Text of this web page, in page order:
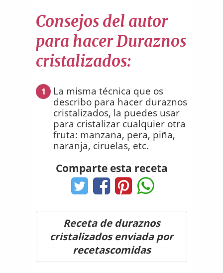
Consejos del autor
para hacer Duraznos
cristalizados:
1
La misma técnica que os
describo para hacer duraznos
cristalizados, la puedes usar
para cristalizar cualquier otra
fruta: manzana, pera, piña,
naranja, ciruelas, etc.
Comparte esta receta
Receta de duraznos
cristalizados enviada por
recetascomidas